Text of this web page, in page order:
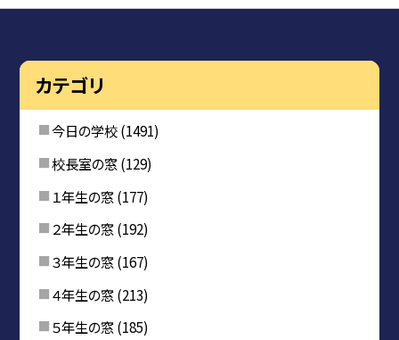
カテゴリ
今日の学校(1491)
校長室の窓(129)
１年生の窓(177)
２年生の窓(192)
３年生の窓(167)
４年生の窓(213)
５年生の窓(185)